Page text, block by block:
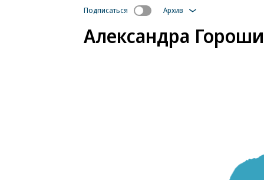
Подписаться Архив
Александра